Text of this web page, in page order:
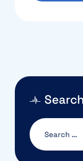
Search